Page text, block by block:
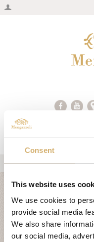
Consent
This website uses
We use cookies to
provide social media
We also share
our social media,
Home
Azienda
Ricette